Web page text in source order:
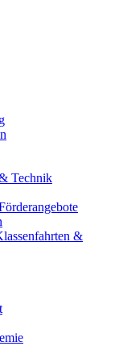
Technik
&